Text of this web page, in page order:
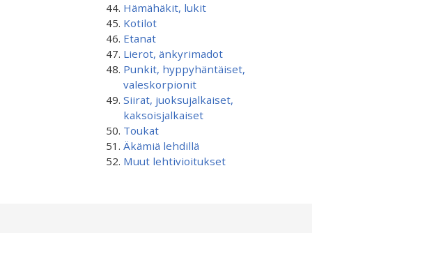
Hämähäkit, lukit
Kotilot
Etanat
Lierot, änkyrimadot
Punkit, hyppyhäntäiset,
valeskorpionit
Siirat, juoksujalkaiset,
kaksoisjalkaiset
Toukat
Äkämiä lehdillä
Muut lehtivioitukset